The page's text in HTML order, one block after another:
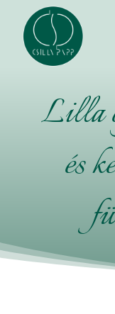
Lilla
és